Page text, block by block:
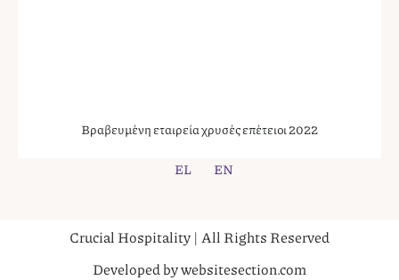
Βραβευμένη εταιρεία χρυσές επέτειοι 2022
EL EN
Crucial Hospitality | All Rights Reserved
Developed by websitesection.com